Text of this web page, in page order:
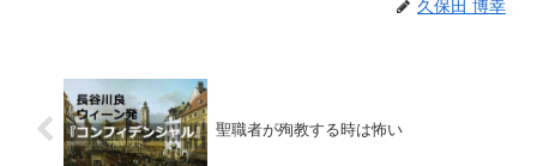
久保田 博幸
聖職者が殉教する時は怖い